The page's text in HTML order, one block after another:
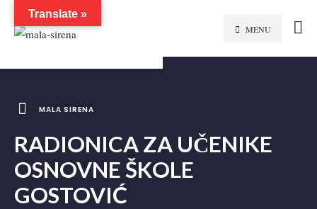
MENU
MALA SIRENA
RADIONICA ZA UČENIKE
OSNOVNE ŠKOLE
GOSTOVIĆ
Translate »